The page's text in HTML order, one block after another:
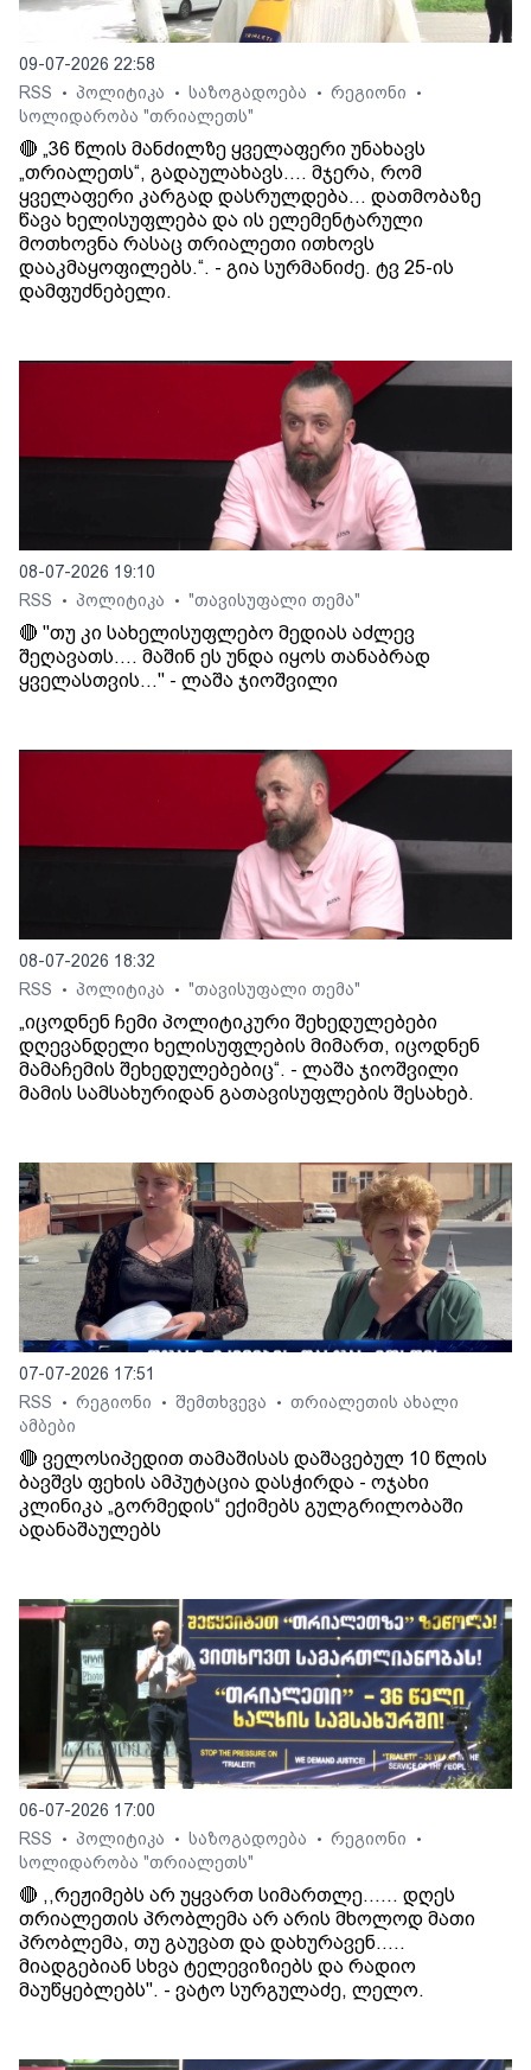
09-07-2026 22:58
RSS
• პოლიტიკა • საზოგადოება • რეგიონი •
სოლიდარობა "თრიალეთს"
🔴 „36 წლის მანძილზე ყველაფერი უნახავს
„თრიალეთს“, გადაულახავს.... მჯერა, რომ
ყველაფერი კარგად დასრულდება... დათმობაზე
წავა ხელისუფლება და ის ელემენტარული
მოთხოვნა რასაც თრიალეთი ითხოვს
დააკმაყოფილებს.“. - გია სურმანიძე. ტვ 25-ის
დამფუძნებელი.
08-07-2026 19:10
RSS
• პოლიტიკა • "თავისუფალი თემა"
🔴 "თუ კი სახელისუფლებო მედიას აძლევ
შეღავათს.... მაშინ ეს უნდა იყოს თანაბრად
ყველასთვის..." - ლაშა ჯიოშვილი
08-07-2026 18:32
RSS
• პოლიტიკა • "თავისუფალი თემა"
„იცოდნენ ჩემი პოლიტიკური შეხედულებები
დღევანდელი ხელისუფლების მიმართ, იცოდნენ
მამაჩემის შეხედულებებიც“. - ლაშა ჯიოშვილი
მამის სამსახურიდან გათავისუფლების შესახებ.
07-07-2026 17:51
RSS
• რეგიონი • შემთხვევა • თრიალეთის ახალი
ამბები
🔴 ველოსიპედით თამაშისას დაშავებულ 10 წლის
ბავშვს ფეხის ამპუტაცია დასჭირდა - ოჯახი
კლინიკა „გორმედის“ ექიმებს გულგრილობაში
ადანაშაულებს
06-07-2026 17:00
RSS
• პოლიტიკა • საზოგადოება • რეგიონი •
სოლიდარობა "თრიალეთს"
🔴 ,,რეჟიმებს არ უყვართ სიმართლე...... დღეს
თრიალეთის პრობლემა არ არის მხოლოდ მათი
პრობლემა, თუ გაუვათ და დახურავენ.....
მიადგებიან სხვა ტელევიზიებს და რადიო
მაუწყებლებს". - ვატო სურგულაძე, ლელო.